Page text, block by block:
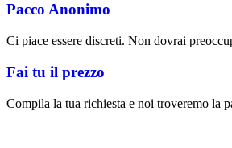
Pacco Anonimo
Ci piace essere discreti. Non dovrai
Fai tu il prezzo
Compila la tua richiesta e noi troveremo la